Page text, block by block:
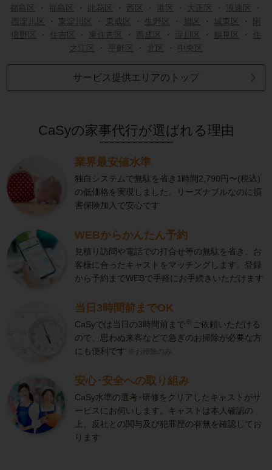
都島区 ・ 福島区 ・ 此花区 ・ 西区 ・ 港区 ・ 大正区 ・ 浪速区
・
西淀川区
・ 東淀川区 ・ 東成区 ・ 生野区 ・ 旭区 ・ 城東区 ・
阿
倍野区
・ 住吉区 ・ 東住吉区 ・ 西成区 ・ 淀川区 ・ 鶴見区 ・ 住
之江区
・ 平野区 ・ 北区 ・ 中央区
サービス提供エリアのトップ
CaSyの家事代行が選ばれる理由
業界最安値水準
独自システムで無駄を省き1時間2,790円〜(税込)
の低価格を実現しました。リーズナブルなのに損
害保険加入で安心です
WEBからかんたん予約
見積り訪問や電話での打合せ等の無駄を省き、お
客様に合ったキャストをマッチングします。登録
から予約までWEBで手軽にお手続きいただけます
当日3時間前までOK
CaSyでは当日の3時間前まで※ ご依頼いただける
ので、思わぬ来客などで急ぎのお掃除が必要な方
にも便利です ※お掃除のみ
安心･安全への取り組み
CaSy水準の選考･研修をクリアしたキャストがサ
ービスにお伺いします。キャストは本人確認の
上、反社との関与及び犯罪歴の有無を確認してお
ります